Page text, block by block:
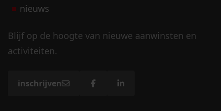
nieuws
Blijf op de hoogte van nieuwe aanwinsten en
activiteiten.
inschrijven